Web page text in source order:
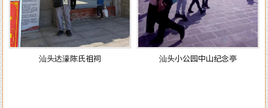
汕头达濠陈氏祖祠 汕头小公园中山纪念亭